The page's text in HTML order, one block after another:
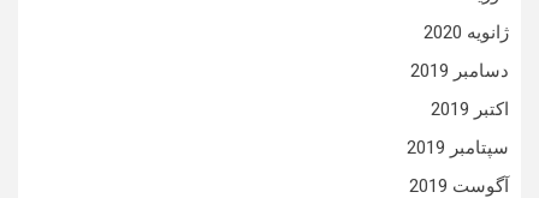
ژانویه 2020
دسامبر 2019
اکتبر 2019
سپتامبر 2019
آگوست 2019